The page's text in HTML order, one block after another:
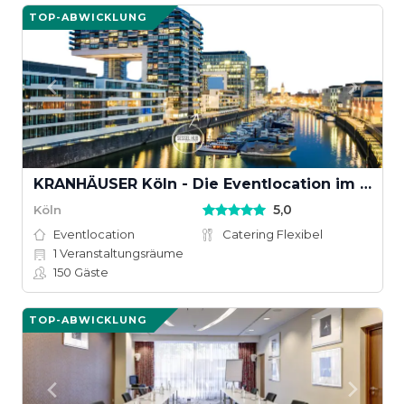
TOP-ABWICKLUNG
KRANHÄUSER Köln - Die Eventlocation im KRANHAUS NORD am Rhein
Köln 5,0
Eventlocation
Catering Flexibel
1 Veranstaltungsräume
150 Gäste
TOP-ABWICKLUNG